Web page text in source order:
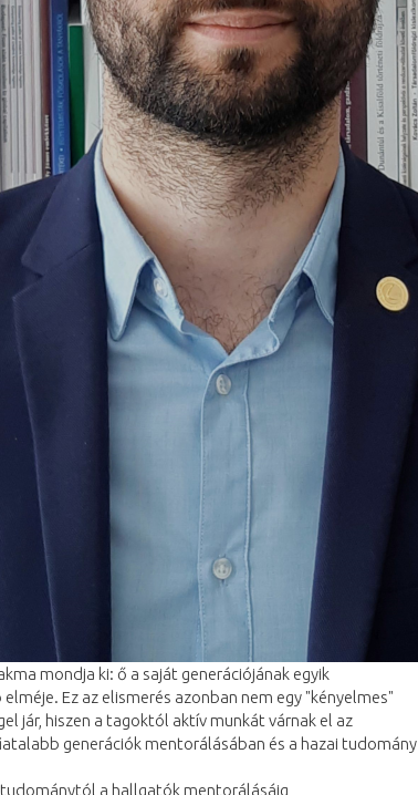
mondja ki: ő a saját generációjának egyik
Ez az elismerés azonban nem egy "kényelmes"
jár, hiszen a tagoktól aktív munkát várnak el az
generációk mentorálásában és a hazai tudomány
a hallgatók mentorálásáig